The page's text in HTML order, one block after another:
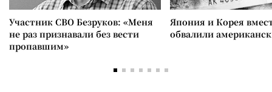
Участник СВО Безруков: «Меня
не раз признавали без вести
пропавшим»
Япония и Корея
обвалили